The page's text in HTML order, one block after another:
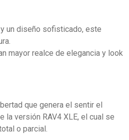
un diseño sofisticado, este
mayor realce de elegancia y look
que genera el sentir el
la versión RAV4 XLE, el cual se
o parcial.